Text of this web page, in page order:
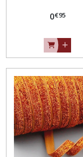
Vendu au mètre
0€95